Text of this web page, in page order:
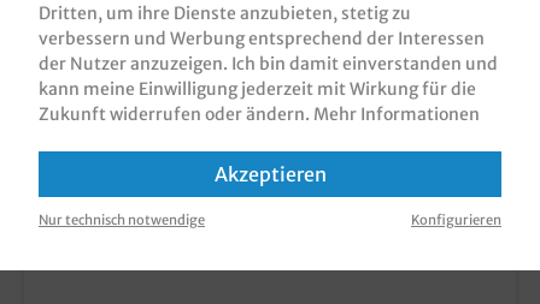
Bäckerei- & Konditorbedarf
Dritten, um ihre Dienste anzubieten, stetig zu
verbessern und Werbung entsprechend der Interessen
der Nutzer anzuzeigen. Ich bin damit einverstanden und
kann meine Einwilligung jederzeit mit Wirkung für die
Zukunft widerrufen oder ändern. Mehr Informationen
Akzeptieren
Nur technisch notwendige Konfigurieren